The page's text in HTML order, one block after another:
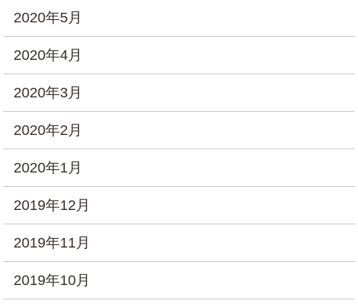
2020年5月
2020年4月
2020年3月
2020年2月
2020年1月
2019年12月
2019年11月
2019年10月